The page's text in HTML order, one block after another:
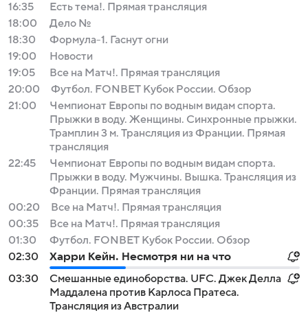
16:35
Есть тема!. Прямая трансляция
18:00
Дело №
18:30
Формула-1. Гаснут огни
19:00
Новости
19:05
Все на Матч!. Прямая трансляция
20:00
Футбол. FONBET Кубок России. Обзор
21:00
Чемпионат Европы по водным видам спорта.
Прыжки в воду. Женщины. Синхронные прыжки.
Трамплин 3 м. Трансляция из Франции. Прямая
трансляция
22:45
Чемпионат Европы по водным видам спорта.
Прыжки в воду. Мужчины. Вышка. Трансляция из
Франции. Прямая трансляция
00:20
Все на Матч!. Прямая трансляция
00:35
Все на Матч!. Прямая трансляция
01:30
Футбол. FONBET Кубок России. Обзор
02:30
Харри Кейн. Несмотря ни на что
03:30
Смешанные единоборства. UFC. Джек Делла
Маддалена против Карлоса Пратеса.
Трансляция из Австралии